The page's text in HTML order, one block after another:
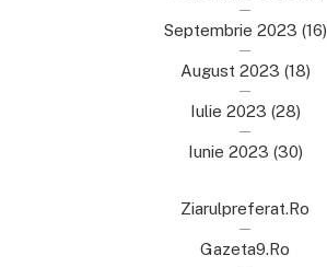
Septembrie 2023 (16)
August 2023 (18)
Iulie 2023 (28)
Iunie 2023 (30)
Ziarulpreferat.ro
Gazeta9.ro